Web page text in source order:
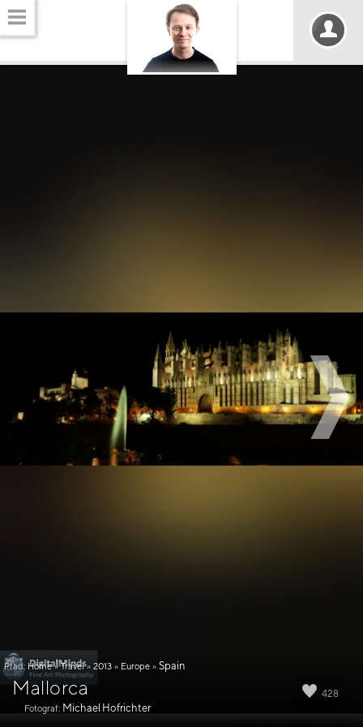
428
Pfad: Home » Travel » 2013 » Europe » Spain
Mallorca
Fotograf: Michael Hofrichter